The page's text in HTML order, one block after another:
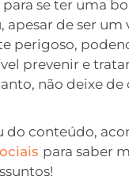
para se ter uma
apesar de ser um
perigoso,
prevenir e
não deixe de
do conteúdo,
para saber